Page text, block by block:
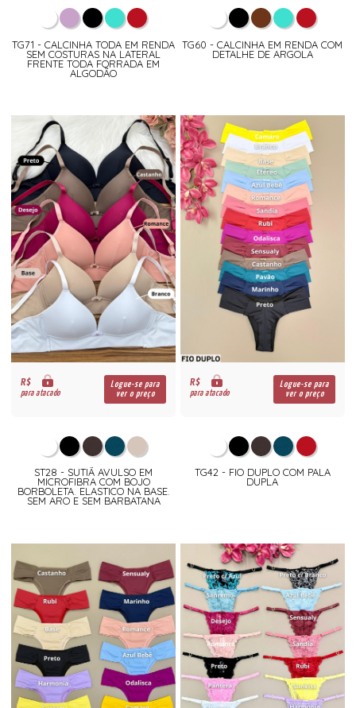
TG71 - CALCINHA TODA EM RENDA
SEM COSTURAS NA LATERAL
FRENTE TODA FORRADA EM
ALGODÃO
TG60 - CALCINHA EM RENDA COM
DETALHE DE ARGOLA
R$
para atacado
Logue-se para
ver o preço
ST28 - SUTIÃ AVULSO EM
MICROFIBRA COM BOJO
BORBOLETA. ELASTICO NA BASE.
SEM ARO E SEM BARBATANA
R$
para atacado
Logue-se para
ver o preço
TG42 - FIO DUPLO COM PALA
DUPLA